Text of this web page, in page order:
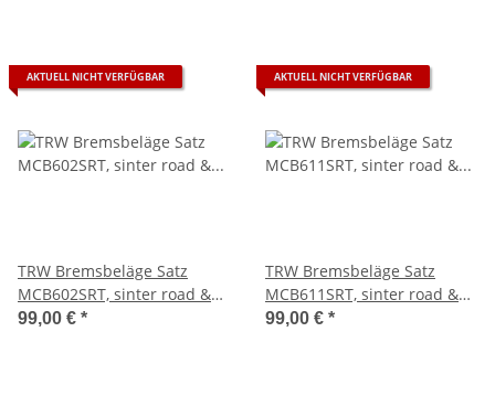
AKTUELL NICHT VERFÜGBAR
TRW Bremsbeläge Satz
MCB602SRT, sinter road &
track, mit ABE - aktuell
99,00 € *
AKTUELL NICHT VERFÜGBAR
TRW Bremsbeläge Satz
MCB611SRT, sinter road &
track, mit ABE - aktuell
99,00 € *